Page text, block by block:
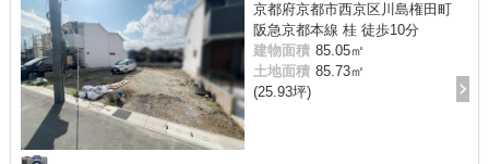
京都府京都市西京区川島権田町
阪急京都本線 桂 徒歩10分
建物面積 85.05㎡
土地面積 85.73㎡
(25.93坪)